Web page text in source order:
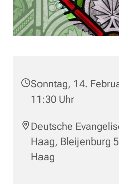
Sonntag, 14.
11:30 Uhr
Deutsche
Haag, Bleijenburg
Haag